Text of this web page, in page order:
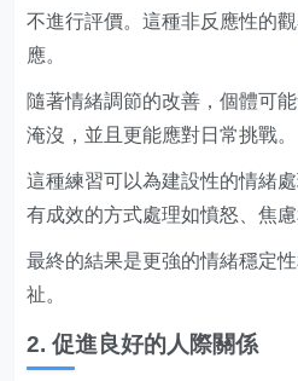
不進行評價。這種非反應性的
應。
隨著情緒調節的改善，個體可
淹沒，並且更能應對日常挑戰。
這種練習可以為建設性的情緒
有成效的方式處理如憤怒、焦慮
最終的結果是更強的情緒穩定
祉。
2. 促進良好的人際關係